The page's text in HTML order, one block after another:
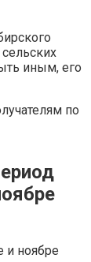
иным, его
по
и ноябре